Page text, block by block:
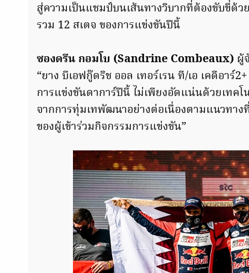
สู่ความเป็นแชมป์บนเส้นทางวิบากที่ต้องขับขี่ด้ว
รวม 12 สเตจ ของการแข่งขันปีนี้
ซองดรีน กอมโบ (Sandrine Combeaux) ผู้
“ยาง บีเอฟกู๊ดริช ออล เทอร์เรน ที/เอ เคดีอา
การแข่งขันดาการ์ปีนี้ ไม่เพียงอัดแน่นด้วยเทค
จากการทุ่มเทพัฒนาอย่างต่อเนื่องตามแนวทาง
ของผู้เข้าร่วมกิจกรรมการแข่งขัน”